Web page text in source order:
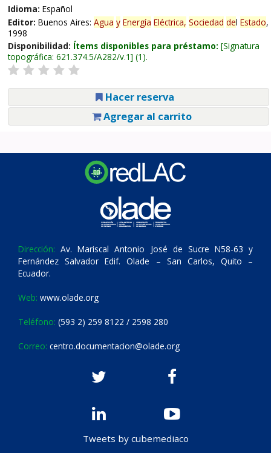
Idioma: Español
Editor: Buenos Aires: Agua y Energía Eléctrica, Sociedad del Estado,
1998
Disponibilidad: Ítems disponibles para préstamo: Signatura
topográfica: 621.374.5/A282/v.1 (1).
Hacer reserva
Agregar al carrito
Dirección: Av. Mariscal Antonio José de Sucre N58-63 y
Fernández Salvador Edif. Olade – San Carlos, Quito –
Ecuador.
Web: www.olade.org
Teléfono: (593 2) 259 8122 / 2598 280
Correo: centro.documentacion@olade.org
Tweets by cubemediaco